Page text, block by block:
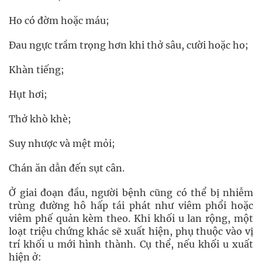
Ho có đờm hoặc máu;
Đau ngực trầm trọng hơn khi thở sâu, cười hoặc ho;
Khàn tiếng;
Hụt hơi;
Thở khò khè;
Suy nhược và mệt mỏi;
Chán ăn dẫn đến sụt cân.
Ở giai đoạn đầu, người bệnh cũng có thể bị nhiễm
trùng đường hô hấp tái phát như viêm phổi hoặc
viêm phế quản kèm theo. Khi khối u lan rộng, một
loạt triệu chứng khác sẽ xuất hiện, phụ thuộc vào vị
trí khối u mới hình thành. Cụ thể, nếu khối u xuất
hiện ở: